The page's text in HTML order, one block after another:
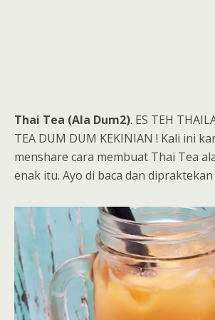
Thai Tea (Ala Dum2). ES TEH
TEA DUM DUM KEKINIAN ! Kali ini
menshare cara membuat Thai Tea
enak itu. Ayo di baca dan dipraktekan